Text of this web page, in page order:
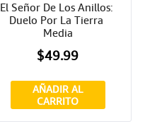
El Señor De Los Anillos:
Duelo Por La Tierra
Media
$49.99
AÑADIR AL
CARRITO